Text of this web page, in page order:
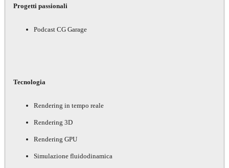
Progetti passionali
Podcast CG Garage
Tecnologia
Rendering in tempo reale
Rendering 3D
Rendering GPU
Simulazione fluidodinamica